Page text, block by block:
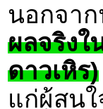
นอกจา
ผลจริงใ
ดาวเหิร)
แก่ผู้สน